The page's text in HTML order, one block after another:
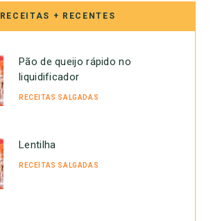
RECEITAS + RECENTES
Pão de queijo rápido no
liquidificador
RECEITAS SALGADAS
Lentilha
RECEITAS SALGADAS